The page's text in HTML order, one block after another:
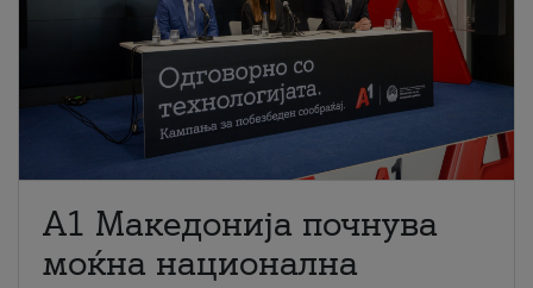
A1 Македонија почнува
моќна национална